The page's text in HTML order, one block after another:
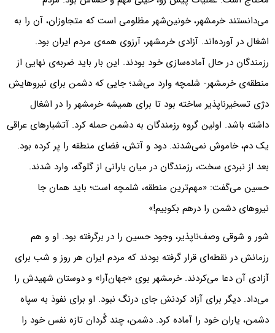
می‌دانستند خرمشهر، خونین‌شهر مظلومی‌ است که متجاوزان، آن را به
اشغال در آورده‌اند. آزادی خرمشهر، آرزوی همه‌ی مردم ایران بود.
رزمندگان در حال آماده‌سازی خود بودند. این بار باید ضربه‌ی نهایی از
منطقه‌ی خرمشهر- شلمچه وارد می‌شد؛ جایی که دشمن برای نیرو‌هایش
دژی تسخیرناپذیر ساخته بود تا برای همیشه خرمشهر را در اشغال
داشته باشد. اولین گروه رزمندگان به دشمن حمله کرد. آتشبارهای عراقی
یک دم، خاموش نمی‌شدند. دود و آتش، فضای منطقه را پر کرده بود.
بعد از نبردی سخت، رزمندگان در میان بارانی از گلوگه، وارد شدند.
حسین می‌گفت: «مهم‌ترین منطقه، شلمچه است؛ باید همان جا
نیروهای دشمن را درهم بکوبیم!»
شور و شوقی وصف‌ناپذیر، وجود حسین را در برگرفته بود. او و هم
رزمانش در نقطه‌ای قرار گرفته بودند که مردم ایران هر روز و شب برای
آزادی آن دعا می‌کردند. خرمشهر بوی «جهان‌آرا» و دوستان شهیدش را
می‌داد. دیگر برای آزاد کردنش جای درنگ نبود. او برای نفوذ به سپاه
دشمن، یاران خود را آماده کرد. دشمن، چند گُردان تازه نفس خود را